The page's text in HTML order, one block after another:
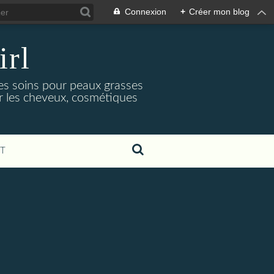
Connexion + Créer mon blog
soins pour peaux grasses
les cheveux, cosmétiques